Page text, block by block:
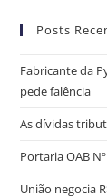
Posts
Fabricante da
pede falência
As dívidas
Portaria OAB
União negocia